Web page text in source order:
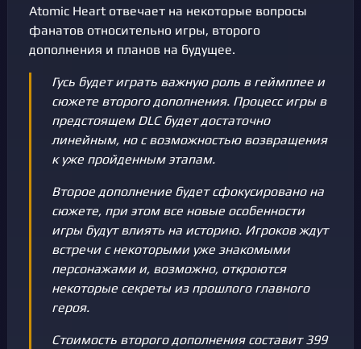
Atomic Heart отвечает на некоторые вопросы
фанатов относительно игры, второго
дополнения и планов на будущее.
Гусь будет играть важную роль в геймплее и
сюжете второго дополнения. Процесс игры в
предстоящем DLC будет достаточно
линейным, но с возможностью возвращения
к уже пройденным этапам.
Второе дополнение будет сфокусировано на
сюжете, при этом все новые особенности
игры будут влиять на историю. Игроков ждут
встречи с некоторыми уже знакомыми
персонажами и, возможно, откроются
некоторые секреты из прошлого главного
героя.
Стоимость второго дополнения составит 399